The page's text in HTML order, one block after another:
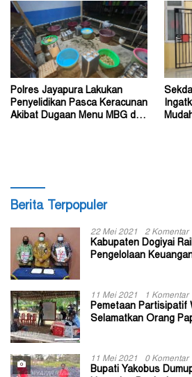
Polres Jayapura Lakukan
Penyelidikan Pasca Keracunan
Akibat Dugaan Menu MBG di
Berita Terpopuler
22 Mei 2021 2 Komentar
Kabupaten Dogiyai
Pengelolaan
11 Mei 2021 1 Komentar
Pemetaan Partisipatif
Selamatkan Orang
11 Mei 2021 0 Komentar
Bupati Yakobus